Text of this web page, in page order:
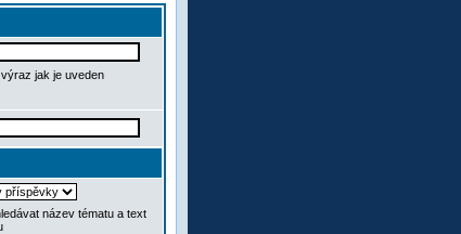
jak je uveden
název tématu a text